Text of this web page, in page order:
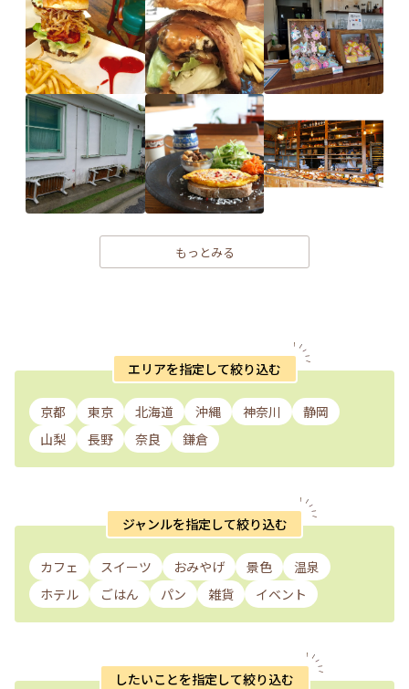
もっとみる
エリアを指定して絞り込む
京都 東京 北海道 沖縄 神奈川
静岡
山梨
長野 奈良 鎌倉
ジャンルを指定して絞り込む
カフェ スイーツ おみやげ 景色
温泉
ホテル
ごはん パン 雑貨 イベント
したいことを指定して絞り込む